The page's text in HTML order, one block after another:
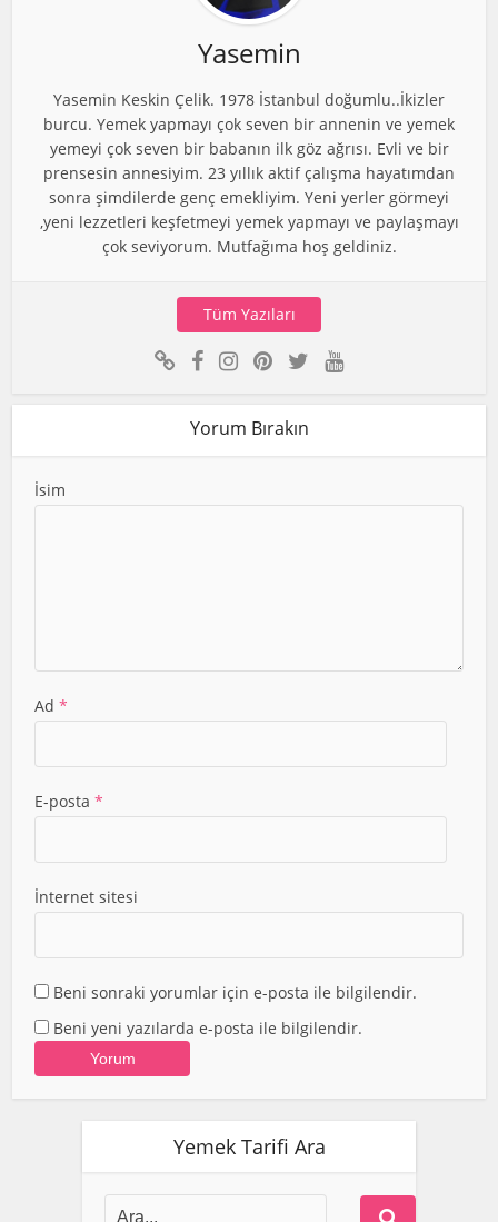
Yasemin
Yasemin Keskin Çelik. 1978 İstanbul doğumlu..İkizler
burcu. Yemek yapmayı çok seven bir annenin ve yemek
yemeyi çok seven bir babanın ilk göz ağrısı. Evli ve bir
prensesin annesiyim. 23 yıllık aktif çalışma hayatımdan
sonra şimdilerde genç emekliyim. Yeni yerler görmeyi
,yeni lezzetleri keşfetmeyi yemek yapmayı ve paylaşmayı
çok seviyorum. Mutfağıma hoş geldiniz.
Tüm Yazıları
Yorum Bırakın
İsim
Ad*
E-posta*
İnternet sitesi
Beni sonraki yorumlar için e-posta ile bilgilendir.
Beni yeni yazılarda e-posta ile bilgilendir.
Yemek Tarifi Ara